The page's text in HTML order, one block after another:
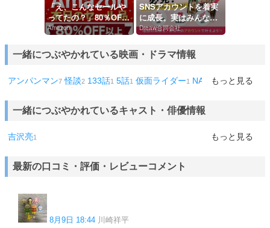
「え、こんなセールや
ってたの？」80％OFF
以上が続々登場！Ama
Amazon
SNSアカウントを着実
に成長。実はみんなコ
コ使ってます。
Dreaw合同会社
一緒につぶやかれている映画・ドラマ情報
もっと見る
アンパンマン7 怪談2 133話1 5話1 仮面ライダー1 NARUTO 1 ナルト
年の事件簿1 地球の歩き方 1
一緒につぶやかれているキャスト・俳優情報
もっと見る
吉沢亮1
最新の口コミ・評価・レビューコメント
8月9日 18:44 川崎祥平